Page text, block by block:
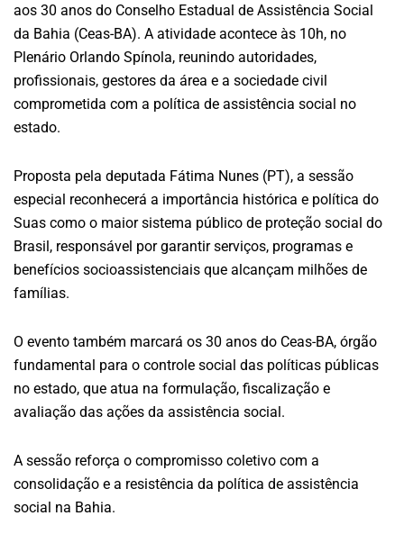
aos 30 anos do Conselho Estadual de Assistência Social
da Bahia (Ceas-BA). A atividade acontece às 10h, no
Plenário Orlando Spínola, reunindo autoridades,
profissionais, gestores da área e a sociedade civil
comprometida com a política de assistência social no
estado.
Proposta pela deputada Fátima Nunes (PT), a sessão
especial reconhecerá a importância histórica e política do
Suas como o maior sistema público de proteção social do
Brasil, responsável por garantir serviços, programas e
benefícios socioassistenciais que alcançam milhões de
famílias.
O evento também marcará os 30 anos do Ceas-BA, órgão
fundamental para o controle social das políticas públicas
no estado, que atua na formulação, fiscalização e
avaliação das ações da assistência social.
A sessão reforça o compromisso coletivo com a
consolidação e a resistência da política de assistência
social na Bahia.